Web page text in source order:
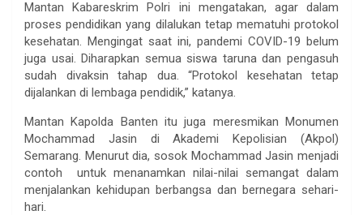
Mantan Kabareskrim Polri ini mengatakan, agar dalam
proses pendidikan yang dilalukan tetap mematuhi protokol
kesehatan. Mengingat saat ini, pandemi COVID-19 belum
juga usai. Diharapkan semua siswa taruna dan pengasuh
sudah divaksin tahap dua. “Protokol kesehatan tetap
dijalankan di lembaga pendidik,” katanya.
Mantan Kapolda Banten itu juga meresmikan Monumen
Mochammad Jasin di Akademi Kepolisian (Akpol)
Semarang. Menurut dia, sosok Mochammad Jasin menjadi
contoh untuk menanamkan nilai-nilai semangat dalam
menjalankan kehidupan berbangsa dan bernegara sehari-
hari.